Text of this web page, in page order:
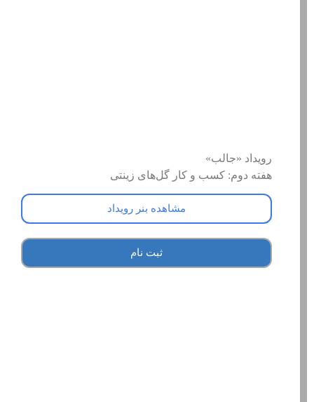
رویداد «جالب»
هفته دوم: کسب و کار گل‌های زینتی
مشاهده بنر رویداد
ثبت نام